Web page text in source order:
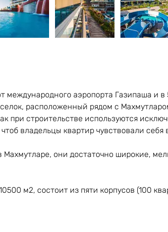
аэропорта Газипаша и в
расположенный рядом с
при строительстве используются
владельцы квартир чувствовали себя
они достаточно широкие,
м2, состоит из пяти корпусов (100